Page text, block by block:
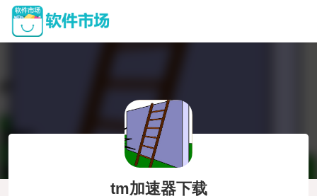
tm加速器下载